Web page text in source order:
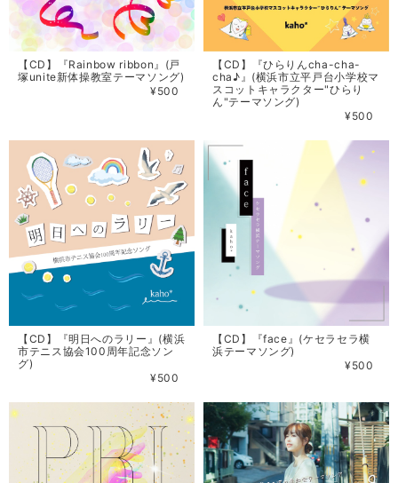
【CD】『Rainbow ribbon』(戸
塚unite新体操教室テーマソング)
¥500
【CD】『ひらりんcha-cha-
cha♪』(横浜市立平戸台小学校マ
スコットキャラクター"ひらり
ん"テーマソング)
¥500
【CD】『明日へのラリー』(横浜
市テニス協会100周年記念ソン
グ)
¥500
【CD】『face』(ケセラセラ横
浜テーマソング)
¥500